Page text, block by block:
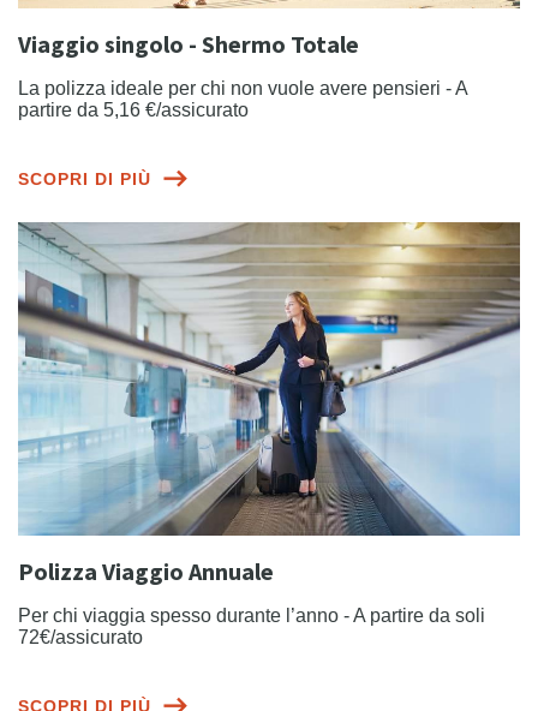
Viaggio singolo - Shermo Totale
La polizza ideale per chi non vuole avere pensieri - A
partire da 5,16 €/assicurato
SCOPRI DI PIÙ
Polizza Viaggio Annuale
Per chi viaggia spesso durante l’anno - A partire da soli
72€/assicurato
SCOPRI DI PIÙ